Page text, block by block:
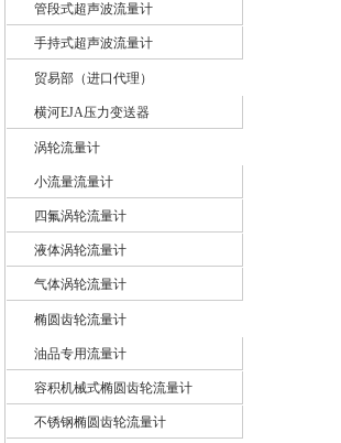
管段式超声波流量计
手持式超声波流量计
贸易部（进口代理）
横河EJA压力变送器
涡轮流量计
小流量流量计
四氟涡轮流量计
液体涡轮流量计
气体涡轮流量计
椭圆齿轮流量计
油品专用流量计
容积机械式椭圆齿轮流量计
不锈钢椭圆齿轮流量计